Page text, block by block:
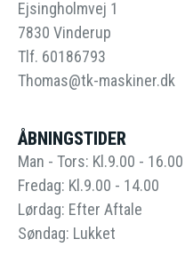
Ejsingholmvej 1
7830 Vinderup
Tlf. 60186793
Thomas@tk-maskiner.dk
ÅBNINGSTIDER
Man - Tors: Kl.9.00 - 16.00
Fredag: Kl.9.00 - 14.00
Lørdag: Efter Aftale
Søndag: Lukket